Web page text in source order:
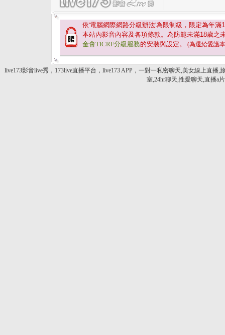
依'電腦網際網路分級辦法'為限制級，限定為年滿
本站內影音內容及各項條款。為防範未滿18歲之
金會TICRF分級服務的安裝與設定。 (為還給愛護
live173影音live秀，173live直播平台，live173 APP，一對一私密聊天,美女線上直
室,24hr聊天,性愛聊天,直播a